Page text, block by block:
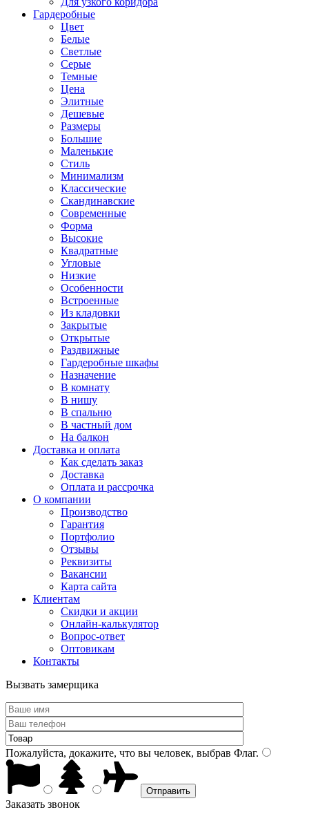
Гардеробные
Цвет
Белые
Светлые
Серые
Темные
Цена
Элитные
Дешевые
Размеры
Большие
Маленькие
Стиль
Минимализм
Классические
Скандинавские
Современные
Форма
Высокие
Квадратные
Угловые
Низкие
Особенности
Встроенные
Из кладовки
Закрытые
Открытые
Раздвижные
Гардеробные шкафы
Назначение
В комнату
В нишу
В спальню
В частный дом
На балкон
Доставка и оплата
Как сделать заказ
Доставка
Оплата и рассрочка
О компании
Производство
Гарантия
Портфолио
Отзывы
Реквизиты
Вакансии
Карта сайта
Клиентам
Скидки и акции
Онлайн-калькулятор
Вопрос-ответ
Оптовикам
Контакты
Вызвать замерщика
Пожалуйста, докажите, что вы человек, выбрав Флаг.
Заказать звонок